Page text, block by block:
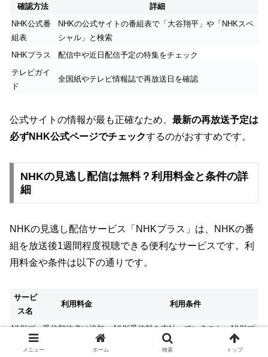
確認方法
詳細
NHK公式番
組表
NHKの公式サイトの番組表で「大谷翔平」や「NHKスペ
シャル」と検索
NHKプラス
配信中や近日配信予定の特集をチェック
テレビガイ
ド
全国紙やテレビ情報誌で再放送日を確認
公式サイトの情報が最も正確なため、 最新の再放送予定は
必ずNHK公式ページでチェックするのがおすすめです。
NHKの見逃し配信は無料？利用料金と条件の詳
細
NHKの見逃し配信サービス「NHKプラス」は、NHKの番
組を放送後1週間程度視聴できる便利なサービスです。利
用料金や条件は以下の通りです。
サービ
ス名
利用料金 利用条件
NHKプ
受信契約者は追加
NHK受信料を支払っていること、NHKプ
ラスの会員登録
メニュー ホーム 検索 トップ